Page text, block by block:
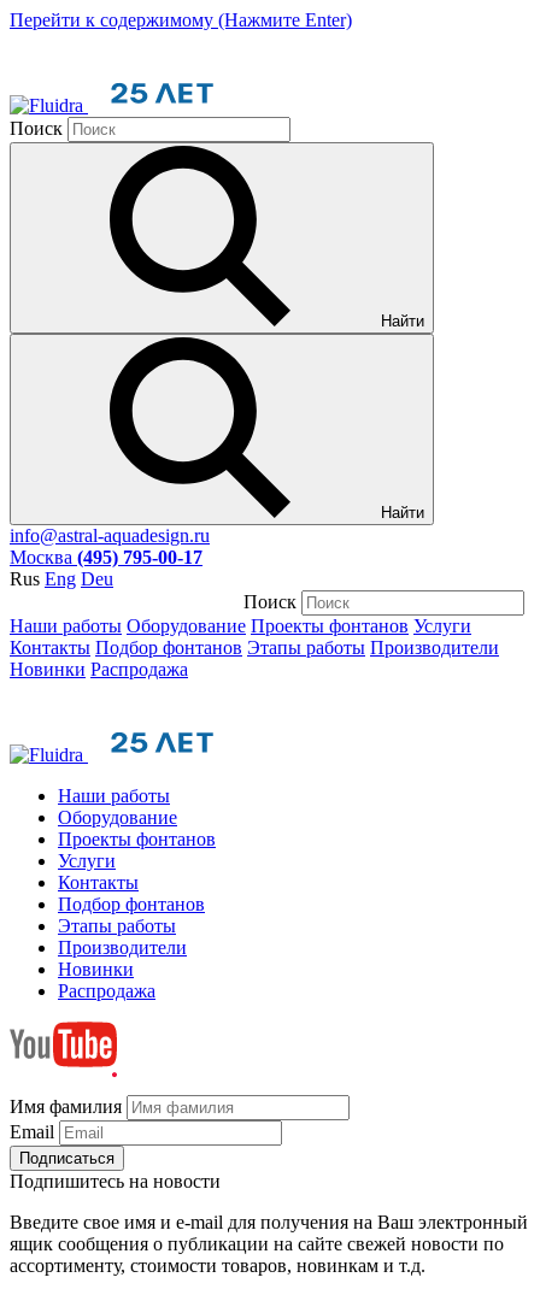
Перейти к содержимому (Нажмите Enter)
Поиск
Найти
Найти
info@astral-aquadesign.ru
Москва (495) 795-00-17
Rus Eng Deu
Поиск
Наши работы Оборудование Проекты фонтанов Услуги
Контакты Подбор фонтанов Этапы работы Производители
Новинки Распродажа
Наши работы
Оборудование
Проекты фонтанов
Услуги
Контакты
Подбор фонтанов
Этапы работы
Производители
Новинки
Распродажа
Имя фамилия
Email
Подписаться
Подпишитесь на новости
Введите свое имя и e-mail для получения на Ваш электронный
ящик сообщения о публикации на сайте свежей новости по
ассортименту, стоимости товаров, новинкам и т.д.